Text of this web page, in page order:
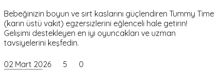
Bebeğinizin boyun ve sırt kaslarını güçlendiren Tummy Time
(karın üstü vakit) egzersizlerini eğlenceli hale getirin!
Gelişimi destekleyen en iyi oyuncakları ve uzman
tavsiyelerini keşfedin.
02 Mart 2026 5 0